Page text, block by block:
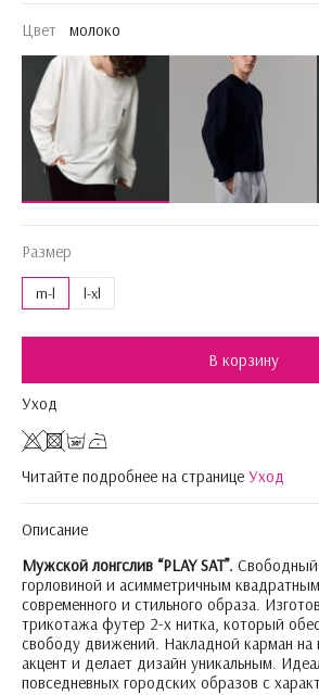
Цвет молоко
Размер
m-l l-xl
В корзину
Уход
Читайте подробнее на странице Уход
Описание
Мужской лонгслив “PLAY SAT”. Свободный
горловиной и асимметричным
современного и стильного образа.
трикотажа футер 2-х нитка, который
свободу движений. Накладной карман на
акцент и делает дизайн уникальным.
повседневных городских образов с